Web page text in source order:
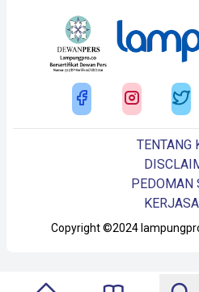
Copyright ©2024
TENTANG
PEDOMAN